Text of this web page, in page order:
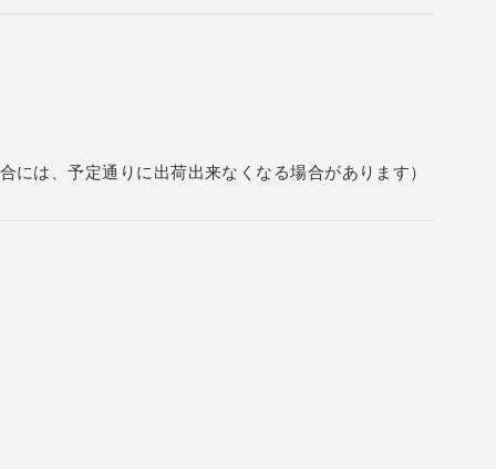
は、予定通りに出荷出来なくなる場合があります）